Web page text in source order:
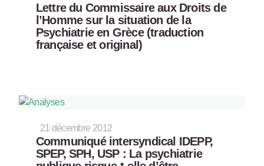
Lettre du Commissaire aux Droits de
l’Homme sur la situation de la
Psychiatrie en Grèce (traduction
française et original)
21 décembre 2012
Communiqué intersyndical IDEPP,
SPEP, SPH, USP : La psychiatrie